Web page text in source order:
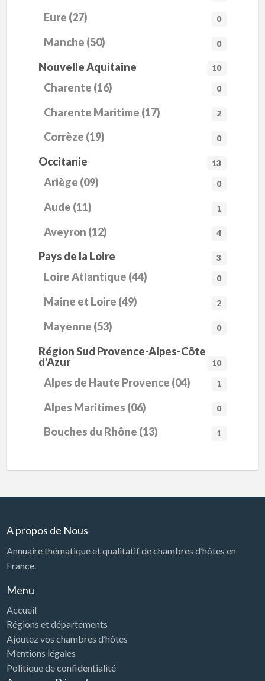
Eure (27) 0
Manche (50) 0
Nouvelle Aquitaine 10
Charente (16) 0
Charente Maritime (17) 2
Corrèze (19) 0
Occitanie 13
Ariège (09) 0
Aude (11) 1
Aveyron (12) 4
Pays de la Loire 3
Loire Atlantique (44) 0
Maine et Loire (49) 2
Mayenne (53) 0
Région Sud Provence-Alpes-Côte
d'Azur
10
Alpes de Haute Provence (04) 1
Alpes Maritimes (06) 0
Bouches du Rhône (13) 1
A propos de Nous
Annuaire thématique et qualitatif de chambres d’hôtes en
France.
Menu
Accueil
Régions et départements
Ajoutez vos chambres d’hôtes
Mentions légales
Politique de confidentialité